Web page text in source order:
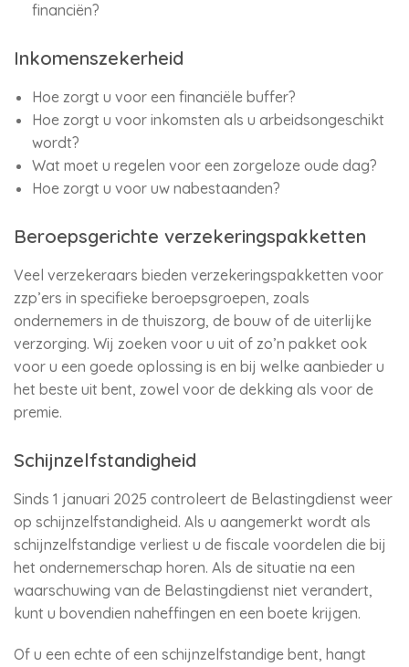
financiën?
Inkomenszekerheid
Hoe zorgt u voor een financiële buffer?
Hoe zorgt u voor inkomsten als u arbeidsongeschikt
wordt?
Wat moet u regelen voor een zorgeloze oude dag?
Hoe zorgt u voor uw nabestaanden?
Beroepsgerichte verzekeringspakketten
Veel verzekeraars bieden verzekeringspakketten voor
zzp’ers in specifieke beroepsgroepen, zoals
ondernemers in de thuiszorg, de bouw of de uiterlijke
verzorging. Wij zoeken voor u uit of zo’n pakket ook
voor u een goede oplossing is en bij welke aanbieder u
het beste uit bent, zowel voor de dekking als voor de
premie.
Schijnzelfstandigheid
Sinds 1 januari 2025 controleert de Belastingdienst weer
op schijnzelfstandigheid. Als u aangemerkt wordt als
schijnzelfstandige verliest u de fiscale voordelen die bij
het ondernemerschap horen. Als de situatie na een
waarschuwing van de Belastingdienst niet verandert,
kunt u bovendien naheffingen en een boete krijgen.
Of u een echte of een schijnzelfstandige bent, hangt